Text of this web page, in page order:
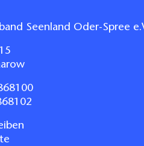
Jetzt ansehen/bestellen
Seenland Oder-Spree